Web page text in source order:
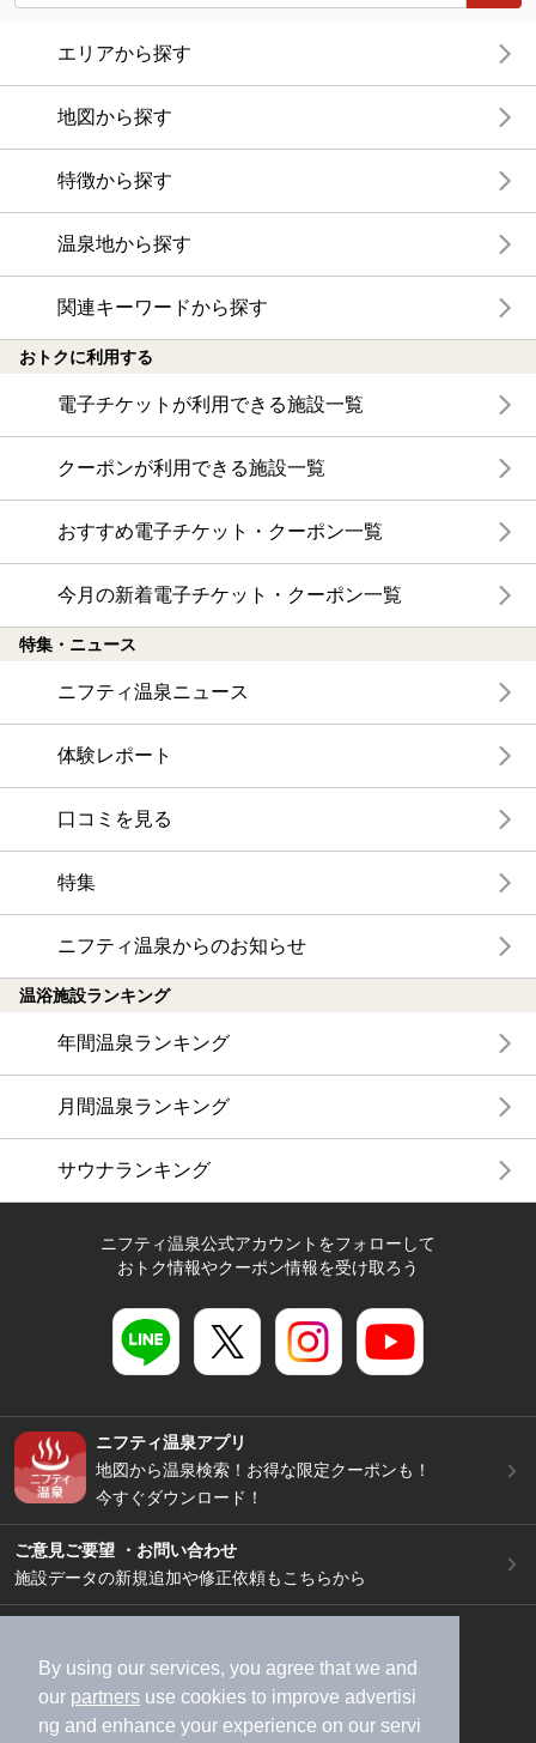
By using our services, you agree that we and
our partners use cookies to improve advertisi
ng and enhance your experience on our servi
エリアから探す
地図から探す
特徴から探す
温泉地から探す
関連キーワードから探す
おトクに利用する
電子チケットが利用できる施設一覧
クーポンが利用できる施設一覧
おすすめ電子チケット・クーポン一覧
今月の新着電子チケット・クーポン一覧
特集・ニュース
ニフティ温泉ニュース
体験レポート
口コミを見る
特集
ニフティ温泉からのお知らせ
温浴施設ランキング
年間温泉ランキング
月間温泉ランキング
サウナランキング
ニフティ温泉公式アカウントをフォローして
おトク情報やクーポン情報を受け取ろう
ニフティ温泉アプリ
地図から温泉検索！お得な限定クーポンも！
今すぐダウンロード！
ご意見ご要望 ・お問い合わせ
施設データの新規追加や修正依頼もこちらから
加盟店募集（資料請求）
広告出稿のご案内
利用規約
ライフスタイルMEMBERS+規約
特定商取引法に基づく表記
ヘルプ 採用情報